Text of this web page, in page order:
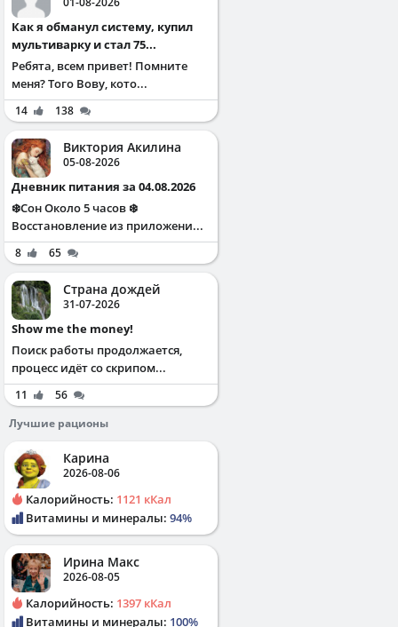
Как я обманул систему, купил
мультиварку и стал 75...
Ребята, всем привет! Помните
меня? Того Вову, кото...
14 138
Виктория Акилина
05-08-2026
Дневник питания за 04.08.2026
❄️Сон Около 5 часов ❄️
Восстановление из приложени...
8 65
Страна дождей
31-07-2026
Show me the money!
Поиск работы продолжается,
процесс идёт со скрипом...
11
56
Лучшие рационы
Карина
2026-08-06
Калорийность: 1121 кКал
Витамины и минералы: 94%
Ирина Макс
2026-08-05
Калорийность: 1397 кКал
Витамины и минералы: 100%